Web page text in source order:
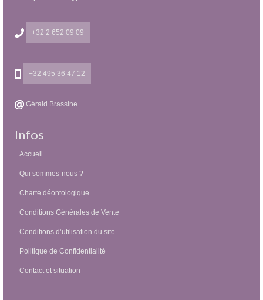
+32 2 652 09 09
+32 495 36 47 12
Gérald Brassine
Infos
Accueil
Qui sommes-nous ?
Charte déontologique
Conditions Générales de Vente
Conditions d’utilisation du site
Politique de Confidentialité
Contact et situation